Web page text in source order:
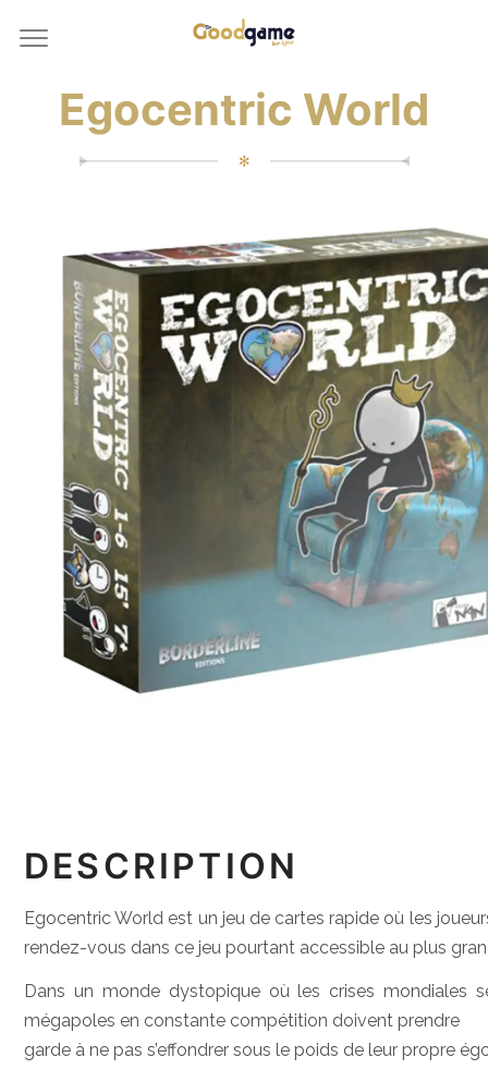
Egocentric World
✻
DESCRIPTION
Egocentric World est un jeu de cartes rapide où les
rendez-vous dans ce jeu pourtant accessible au plus
Dans un monde dystopique où les crises mondiales
mégapoles en constante compétition doivent prendre
garde à ne pas s’effondrer sous le poids de leur propre